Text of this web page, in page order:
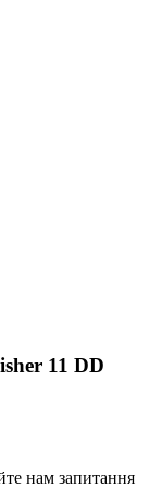
11 DD
нам запитання